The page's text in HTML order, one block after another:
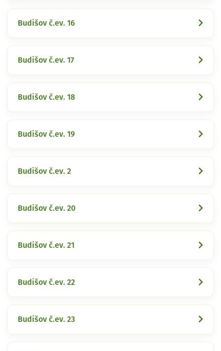
Budišov č.ev. 16
Budišov č.ev. 17
Budišov č.ev. 18
Budišov č.ev. 19
Budišov č.ev. 2
Budišov č.ev. 20
Budišov č.ev. 21
Budišov č.ev. 22
Budišov č.ev. 23